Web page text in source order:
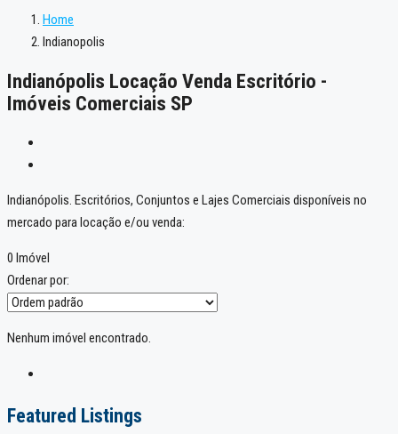
Home
Indianopolis
Indianópolis Locação Venda Escritório -
Imóveis Comerciais SP
Indianópolis. Escritórios, Conjuntos e Lajes Comerciais disponíveis no
mercado para locação e/ou venda:
0 Imóvel
Ordenar por:
Nenhum imóvel encontrado.
Featured Listings